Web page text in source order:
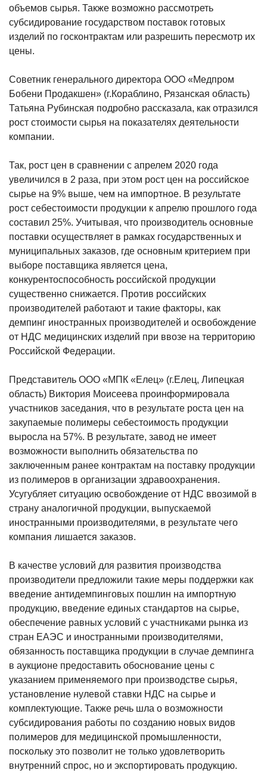
объемов сырья. Также возможно рассмотреть
субсидирование государством поставок готовых
изделий по госконтрактам или разрешить пересмотр их
цены.
Советник генерального директора ООО «Медпром
Бобени Продакшен» (г.Кораблино, Рязанская область)
Татьяна Рубинская подробно рассказала, как отразился
рост стоимости сырья на показателях деятельности
компании.
Так, рост цен в сравнении с апрелем 2020 года
увеличился в 2 раза, при этом рост цен на российское
сырье на 9% выше, чем на импортное. В результате
рост себестоимости продукции к апрелю прошлого года
составил 25%. Учитывая, что производитель основные
поставки осуществляет в рамках государственных и
муниципальных заказов, где основным критерием при
выборе поставщика является цена,
конкурентоспособность российской продукции
существенно снижается. Против российских
производителей работают и такие факторы, как
демпинг иностранных производителей и освобождение
от НДС медицинских изделий при ввозе на территорию
Российской Федерации.
Представитель ООО «МПК «Елец» (г.Елец, Липецкая
область) Виктория Моисеева проинформировала
участников заседания, что в результате роста цен на
закупаемые полимеры себестоимость продукции
выросла на 57%. В результате, завод не имеет
возможности выполнить обязательства по
заключенным ранее контрактам на поставку продукции
из полимеров в организации здравоохранения.
Усугубляет ситуацию освобождение от НДС ввозимой в
страну аналогичной продукции, выпускаемой
иностранными производителями, в результате чего
компания лишается заказов.
В качестве условий для развития производства
производители предложили такие меры поддержки как
введение антидемпинговых пошлин на импортную
продукцию, введение единых стандартов на сырье,
обеспечение равных условий с участниками рынка из
стран ЕАЭС и иностранными производителями,
обязанность поставщика продукции в случае демпинга
в аукционе предоставить обоснование цены с
указанием применяемого при производстве сырья,
установление нулевой ставки НДС на сырье и
комплектующие. Также речь шла о возможности
субсидирования работы по созданию новых видов
полимеров для медицинской промышленности,
поскольку это позволит не только удовлетворить
внутренний спрос, но и экспортировать продукцию.